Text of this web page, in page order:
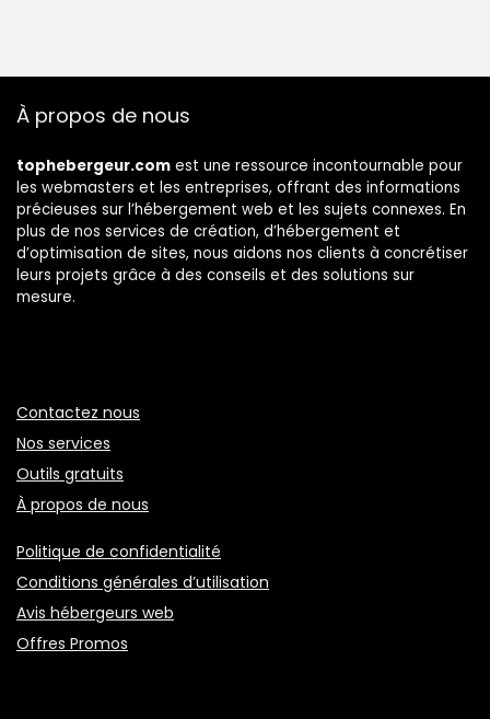
À propos de nous
tophebergeur.com est une ressource incontournable pour
les webmasters et les entreprises, offrant des informations
précieuses sur l’hébergement web et les sujets connexes. En
plus de nos services de création, d’hébergement et
d’optimisation de sites, nous aidons nos clients à concrétiser
leurs projets grâce à des conseils et des solutions sur
mesure.
Contactez nous
Nos services
Outils gratuits
À propos de nous
Politique de confidentialité
Conditions générales d’utilisation
Avis hébergeurs web
Offres Promos